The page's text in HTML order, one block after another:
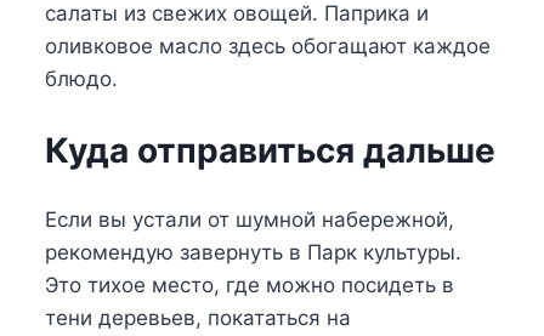
салаты из свежих овощей. Паприка и
оливковое масло здесь обогащают каждое
блюдо.
Куда отправиться дальше
Если вы устали от шумной набережной,
рекомендую завернуть в Парк культуры.
Это тихое место, где можно посидеть в
тени деревьев, покататься на